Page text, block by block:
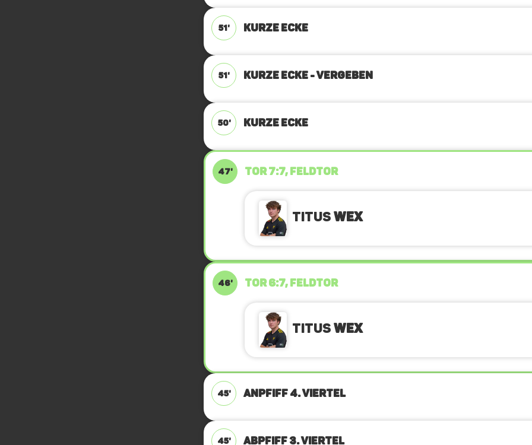
51' KURZE ECKE
51' KURZE ECKE - VERGEBEN
50' KURZE ECKE
47' TOR 7:7, FELDTOR
TitusWex
46' TOR 6:7, FELDTOR
TitusWex
45' ANPFIFF 4. Viertel
45' ABPFIFF 3. Viertel